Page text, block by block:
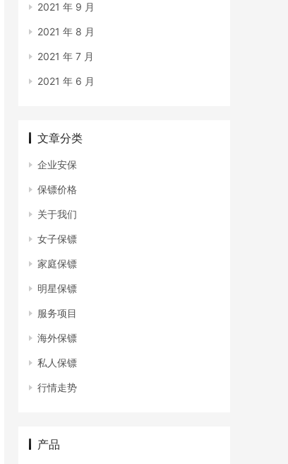
2021 年 9 月
2021 年 8 月
2021 年 7 月
2021 年 6 月
文章分类
企业安保
保镖价格
关于我们
女子保镖
家庭保镖
明星保镖
服务项目
海外保镖
私人保镖
行情走势
产品